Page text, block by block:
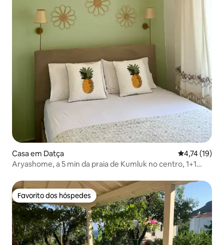
Casa em Datça
4,74 (19)
Aryashome, a 5 min da praia de Kumluk no centro, 1+1
Favorito dos hóspedes
Favorito dos hóspedes